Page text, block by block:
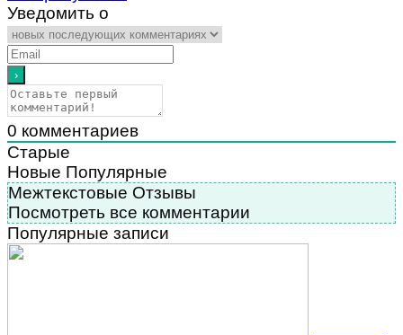
Уведомить о
0 комментариев
Старые
Новые Популярные
Межтекстовые Отзывы
Посмотреть все комментарии
Популярные записи